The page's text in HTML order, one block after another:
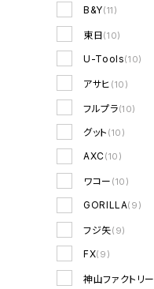
B&Y(11)
東日(10)
U-Tools(10)
アサヒ (10)
フルプラ(10)
グット (10)
AXC (10)
ワコー (10)
GORILLA(9)
フジ矢(9)
FX(9)
神山ファクトリー